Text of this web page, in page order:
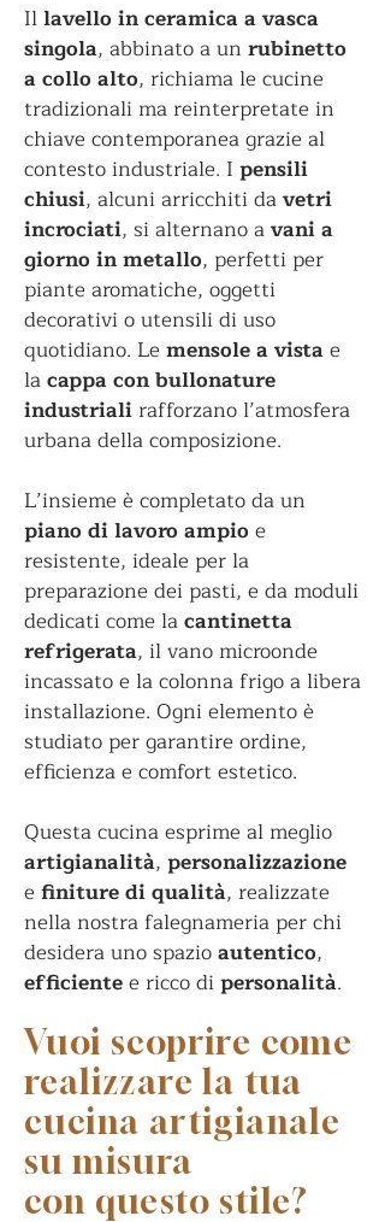
Illavello in ceramica a vasca
singola, abbinato a un rubinetto
a collo alto, richiama le cucine
tradizionali ma reinterpretate in
chiave contemporanea grazie al
contesto industriale. I pensili
chiusi, alcuni arricchiti davetri
incrociati, si alternano avani a
giorno in metallo, perfetti per
piante aromatiche, oggetti
decorativi o utensili di uso
quotidiano. Le mensole a vistae
lacappa con bullonature
industriali rafforzano l’atmosfera
urbana della composizione.
L’insieme è completato da un
piano di lavoro ampio e
resistente, ideale per la
preparazione dei pasti, e da moduli
dedicati come lacantinetta
refrigerata, il vano microonde
incassato e la colonna frigo a libera
installazione. Ogni elemento è
studiato per garantire ordine,
efficienza e comfort estetico.
Questa cucina esprime al meglio
artigianalità, personalizzazione
e finiture di qualità, realizzate
nella nostra falegnameria per chi
desidera uno spazioautentico,
efficientee ricco dipersonalità.
Vuoi scoprire come
realizzare la tua
cucina artigianale
su misura
con questo stile?